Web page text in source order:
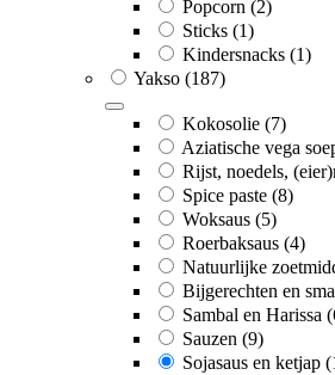
Popcorn (2)
Sticks (1)
Kindersnacks (1)
Yakso (187)
Kokosolie (7)
Aziatische vega
Rijst, noedels,
Spice paste (8)
Woksaus (5)
Roerbaksaus (4)
Natuurlijke
Bijgerechten en
Sambal en Harissa
Sauzen (9)
Sojasaus en ketjap